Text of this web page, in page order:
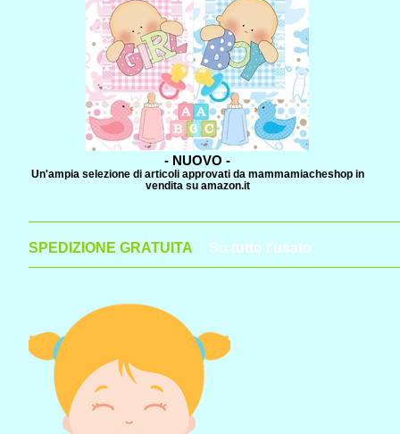
- NUOVO -
Un'ampia selezione di articoli approvati da mammamiacheshop in
vendita su amazon.it
SPEDIZIONE GRATUITA Su tutto l'usato